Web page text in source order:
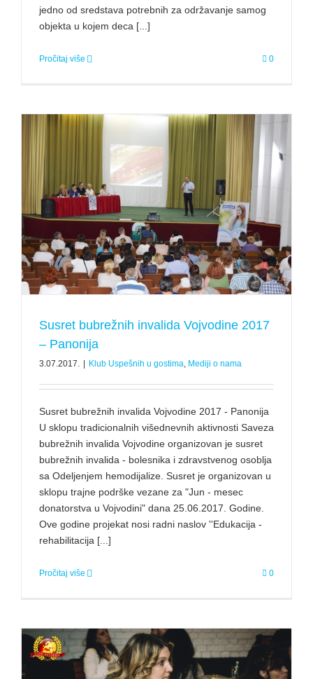
jedno od sredstava potrebnih za održavanje samog
objekta u kojem deca [...]
Pročitaj više 0
Susret bubrežnih invalida Vojvodine 2017
– Panonija
3.07.2017. | Klub Uspešnih u gostima Mediji o nama
Susret bubrežnih invalida Vojvodine 2017 - Panonija
U sklopu tradicionalnih višednevnih aktivnosti Saveza
bubrežnih invalida Vojvodine organizovan je susret
bubrežnih invalida - bolesnika i zdravstvenog osoblja
sa Odeljenjem hemodijalize. Susret je organizovan u
sklopu trajne podrške vezane za "Jun - mesec
donatorstva u Vojvodini" dana 25.06.2017. Godine.
Ove godine projekat nosi radni naslov ''Edukacija -
rehabilitacija [...]
Pročitaj više 0